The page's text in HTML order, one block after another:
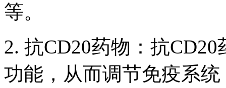
等。
2. 抗CD20药物：抗
功能，从而调节免疫系